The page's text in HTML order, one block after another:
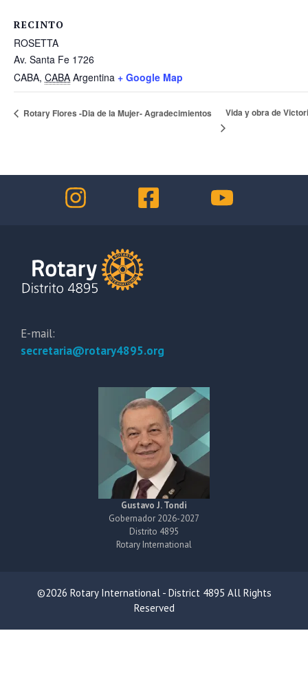
RECINTO
ROSETTA
Av. Santa Fe 1726
CABA, CABA Argentina + Google Map
Rotary Flores -Dia de la Mujer- Agradecimientos Vida y obra de
E-mail:
secretaria@rotary4895.org
Gustavo J. Tondi
Gobernador 2026-2027
Distrito 4895
Rotary International
©2026 Rotary International - District 4895 All Rights
Reserved